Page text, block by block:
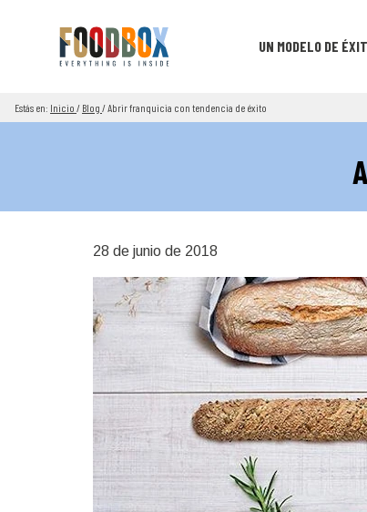
UN MODELO DE
Estás en: Inicio / Blog /Abrir franquicia con tendencia de éxito
28 de junio de 2018